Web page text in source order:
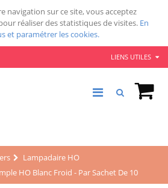
navigation sur ce site, vous acceptez
réaliser des statistiques de visites. En
et paramétrer les cookies.
LIENS UTILES
Lampadaire HO
HO Blanc Froid - Par Sachet De 10